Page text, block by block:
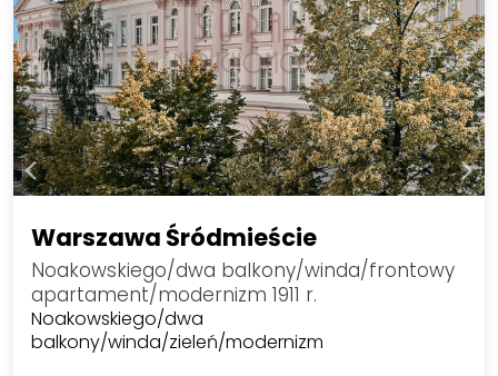
Warszawa Śródmieście
Noakowskiego/dwa balkony/winda/frontowy
apartament/modernizm 1911 r.
Noakowskiego/dwa
balkony/winda/zieleń/modernizm